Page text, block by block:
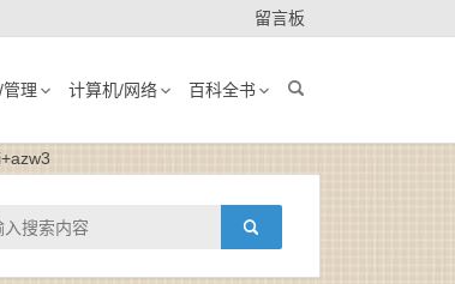
留言板
理 计算机/网络 百科全书